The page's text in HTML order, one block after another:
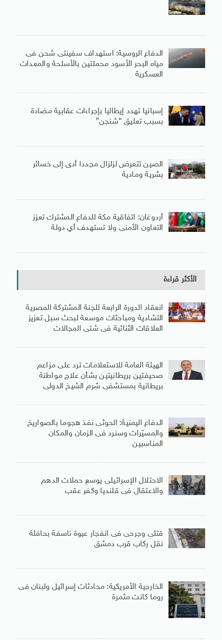
الدفاع الروسية: استهداف سفينتى شحن فى
مياه البحر الأسود محملتين بالأسلحة والمعدات
العسكرية
إسبانيا تهدد إيطاليا بإجراءات عقابية مضادة
بسبب تعليق “شنجن”
الصين تتعرض لزلزال مجددا أدى إلى خسائر
بشرية ومادية
أردوغان: اتفاقية مكة للدفاع المشترك تعزز
التعاون الأمنى ولا تستهدف أي دولة
الأكثر قراءة
انعقاد الدورة الرابعة للجنة المشتركة المصرية
التشادية ومباحثات موسعة لبحث سبل تعزيز
العلاقات الثنائية فى شتى المجالات
الهيئة العامة للاستعلامات ترد على مزاعم
صحيفتين بريطانيتين بشأن علاج مواطنة
بريطانية بمستشفى شرم الشيخ الدولى
الدفاع اليمنية: الحوثى نفذ هجوما بالصواريخ
والمسيّرات وسنرد فى الزمان والمكان
المناسبين
الاحتلال الإسرائيلى يوسع حملات الدهم
والاعتقال فى قلنديا وكفر عقب
قتلى وجرحى فى انفجار عبوة ناسفة بحافلة
نقل ركاب قرب دمشق
الخارجية الأمريكية: محادثات إسرائيل ولبنان فى
روما كانت مثمرة